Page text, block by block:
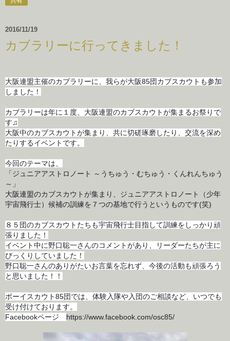
2016/11/19
カブラリーに行ってきました！
大阪連盟主催のカブラリーに、我らが大阪85団カブスカウトも参加
しました！
カブラリーは年に１度、大阪連盟のカブスカウトが集まるお祭りで
す♫
大阪中のカブスカウトが集まり、共に切磋琢磨したり、交流を深め
たりするイベントです。
今回のテーマは、
「ジュニアアストロノート ～うちゅう・むちゅう・くんれんちゅう
～」
大阪連盟のカブスカウトが集まり、 ジュニアアストロノート
（少年
宇宙飛行士）候補の訓練を７つの基地で行うというものです(笑)
８５団のカブスカウトたちも宇宙飛行士目指して訓練をしっかり頑
張りました！
イベント中に野口聡一さんのコメントがあり、リーダーたちが主に
びっくりしていました！
野口聡一さんのありがたいお言葉を忘れず、今後の活動も頑張ろう
と思いました！！
ボーイスカウト85団では、体験入隊や入団のご相談など、いつでも
受け付けております。
Facebookページ https://www.facebook.com/osc85/